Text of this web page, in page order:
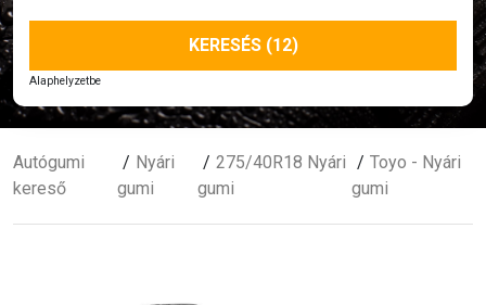
KERESÉS (12)
Alaphelyzetbe
Autógumi
kereső
Nyári
gumi
275/40R18 Nyári
gumi
Toyo - Nyári
gumi